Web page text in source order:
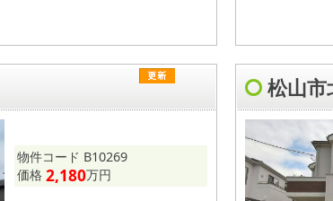
物件コード B10269
価格 2,180万円
松山市